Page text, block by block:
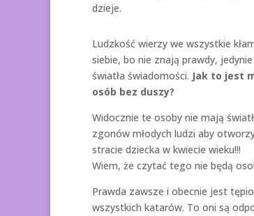
dzieje.
Ludzkość wierzy we wszystkie
siebie, bo nie znają prawdy,
światła świadomości. Jak to jest
osób bez duszy?
Widocznie te osoby nie mają
zgonów młodych ludzi aby
stracie dziecka w kwiecie wieku!!!
Wiem, że czytać tego nie będą
Prawda zawsze i obecnie jest
wszystkich katarów. To oni są